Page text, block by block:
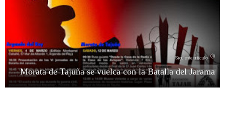
Siguiente artículo
Morata de Tajuña se vuelca con la Batalla del Jarama